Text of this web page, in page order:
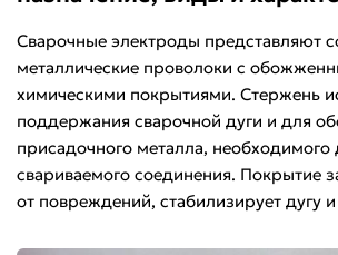
Сварочные электроды представляют
металлические проволоки с
химическими покрытиями. Стержень
поддержания сварочной дуги и для
присадочного металла, необходимого
свариваемого соединения. Покрытие
от повреждений, стабилизирует дугу